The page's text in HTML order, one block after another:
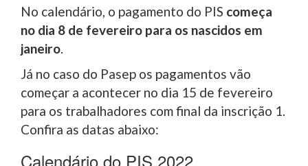
No calendário, o pagamento do PIS começa
no dia 8 de fevereiro para os nascidos em
janeiro.
Já no caso do Pasep os pagamentos vão
começar a acontecer no dia 15 de fevereiro
para os trabalhadores com final da inscrição 1.
Confira as datas abaixo:
Calendário do PIS 2022